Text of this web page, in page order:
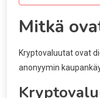
Mitkä
Kryptovaluutat ovat
anonyymin